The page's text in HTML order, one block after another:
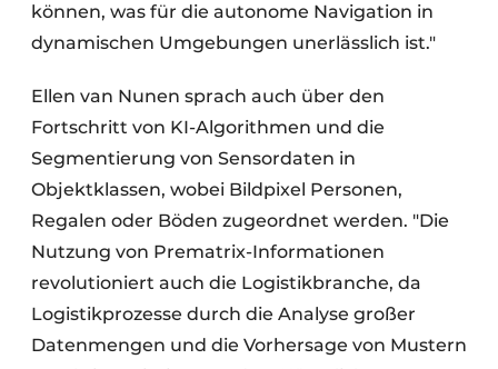
können, was für die autonome Navigation in
dynamischen Umgebungen unerlässlich ist."
Ellen van Nunen sprach auch über den
Fortschritt von KI-Algorithmen und die
Segmentierung von Sensordaten in
Objektklassen, wobei Bildpixel Personen,
Regalen oder Böden zugeordnet werden. "Die
Nutzung von Prematrix-Informationen
revolutioniert auch die Logistikbranche, da
Logistikprozesse durch die Analyse großer
Datenmengen und die Vorhersage von Mustern